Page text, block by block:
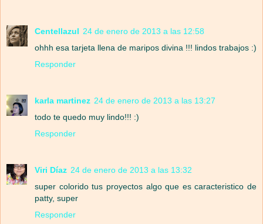
Centellazul 24 de enero de 2013 a las 12:58
ohhh esa tarjeta llena de maripos divina !!! lindos trabajos :)
Responder
karla martinez 24 de enero de 2013 a las 13:27
todo te quedo muy lindo!!! :)
Responder
Viri Díaz 24 de enero de 2013 a las 13:32
super colorido tus proyectos algo que es caracteristico de
patty, super
Responder